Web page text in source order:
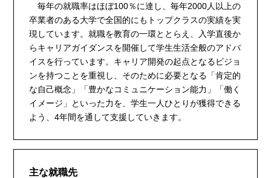
毎年の就職率はほぼ100％に達し、毎年2000人以上の
卒業者のある大学で全国的にもトップクラスの実績を実
現しています。就職を教育の一環ととらえ、入学直後か
らキャリアガイダンスを開催して学生生活全般のアドバ
イスを行っています。キャリア開発の起点となるビジョ
ンを持つことを重視し、そのために必要となる「肯定的
な自己概念」「豊かなコミュニケーション能力」「働く
イメージ」といった力を、学生一人ひとりが獲得できる
よう、4年間を通して支援していきます。
主な就職先